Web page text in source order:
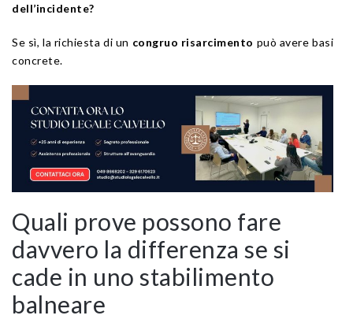
dell’incidente?
Se sì, la richiesta di un congruo risarcimento può avere basi
concrete.
Quali prove possono fare
davvero la differenza se si
cade in uno stabilimento
balneare